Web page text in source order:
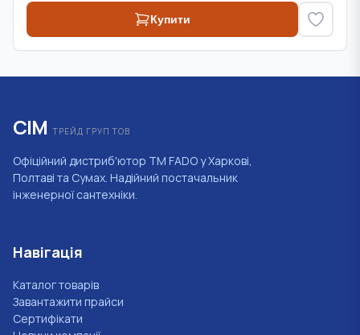
Купити
СІМ ТРЕЙД ГРУП ТОВ
Офіційний дистриб'ютор ТМ FADO у Харкові,
Полтаві та Сумах. Надійний постачальник
інженерної сантехніки.
Навігація
Каталог товарів
Завантажити прайси
Сертифікати